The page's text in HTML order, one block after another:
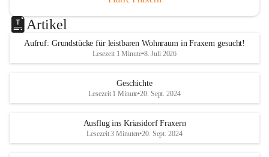
Artikel
Aufruf: Grundstücke für leistbaren Wohnraum in Fraxern gesucht!
Lesezeit 1 Minute•8. Juli 2026
Geschichte
Lesezeit 1 Minute•20. Sept. 2024
Ausflug ins Kriasidorf Fraxern
Lesezeit 3 Minuten•20. Sept. 2024